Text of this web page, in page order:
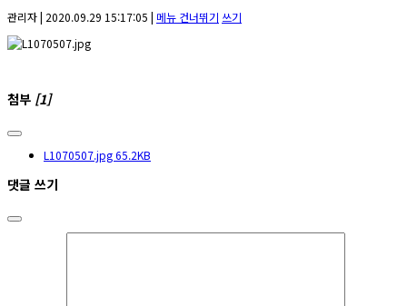
관리자 | 2020.09.29 15:17:05 | 메뉴 건너뛰기 쓰기
첨부 [1]
L1070507.jpg65.2KB
댓글 쓰기